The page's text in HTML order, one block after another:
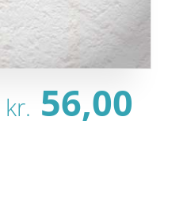
Den
kr. 56,00